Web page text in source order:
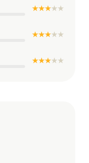
★ ★ ★★★
★ ★ ★★★
★ ★ ★★★